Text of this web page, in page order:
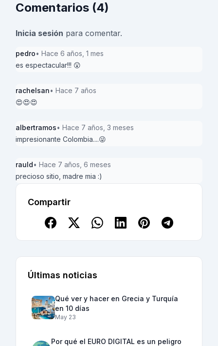
Comentarios (4)
Inicia sesión para comentar.
pedro• Hace 6 años, 1 mes
es espectacular!!! 😲
rachelsan• Hace 7 años
😍😍😍
albertramos• Hace 7 años, 3 meses
impresionante Colombia....😜
rauld• Hace 7 años, 6 meses
precioso sitio, madre mia :)
Compartir
Últimas noticias
Qué ver y hacer en Grecia y Turquía
en 10 días
May 23
Por qué el EURO DIGITAL es un peligro